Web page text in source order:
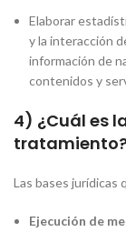
Elaborar
y la interacción
información de
contenidos y
4) ¿Cuál es
Las bases
Ejecución de